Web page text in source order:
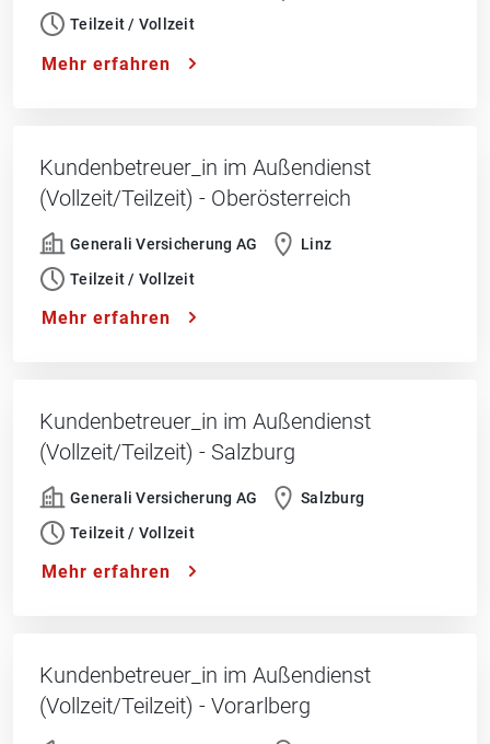
Teilzeit / Vollzeit
Mehr erfahren
Kundenbetreuer_in im Außendienst
(Vollzeit/Teilzeit) - Oberösterreich
Generali Versicherung AG
Linz
Teilzeit / Vollzeit
Mehr erfahren
Kundenbetreuer_in im Außendienst
(Vollzeit/Teilzeit) - Salzburg
Generali Versicherung AG
Salzburg
Teilzeit / Vollzeit
Mehr erfahren
Kundenbetreuer_in im Außendienst
(Vollzeit/Teilzeit) - Vorarlberg